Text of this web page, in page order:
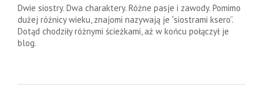
Dwie siostry. Dwa charaktery. Różne pasje i zawody. Pomimo
dużej różnicy wieku, znajomi nazywają je “siostrami ksero”.
Dotąd chodziły różnymi ścieżkami, aż w końcu połączył je
blog.